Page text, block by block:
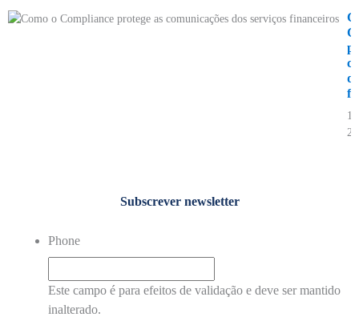
Subscrever newsletter
Phone
Este campo é para efeitos de validação e deve ser mantido
inalterado.